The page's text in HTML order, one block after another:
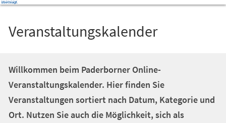
Veranstaltungskalender
Willkommen beim Paderborner Online-
Veranstaltungskalender. Hier finden Sie
Veranstaltungen sortiert nach Datum, Kategorie und
Ort. Nutzen Sie auch die Möglichkeit, sich als